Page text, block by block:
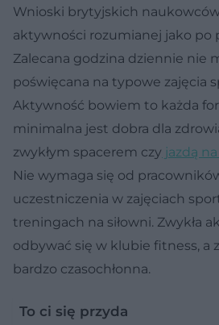
Wnioski brytyjskich
aktywności rozumianej jako po
Zalecana godzina dziennie nie
poświęcana na typowe zajęcia
Aktywność bowiem to każda
minimalna jest dobra dla
zwykłym spacerem czy jazdą
Nie wymaga się od
uczestniczenia w zajęciach
treningach na siłowni. Zwykła
odbywać się w klubie fitness, a
bardzo czasochłonna.
To ci się przyda